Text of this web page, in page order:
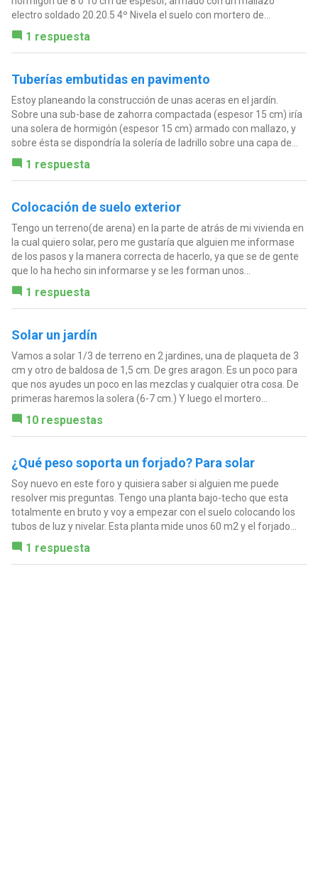
electro soldado 20.20.5 4º Nivela el suelo con mortero de...
1 respuesta
Tuberías embutidas en pavimento
Estoy planeando la construcción de unas aceras en el jardín.
Sobre una sub-base de zahorra compactada (espesor 15 cm) iría
una solera de hormigón (espesor 15 cm) armado con mallazo, y
sobre ésta se dispondría la solería de ladrillo sobre una capa de...
1 respuesta
Colocación de suelo exterior
Tengo un terreno(de arena) en la parte de atrás de mi vivienda en
la cual quiero solar, pero me gustaría que alguien me informase
de los pasos y la manera correcta de hacerlo, ya que se de gente
que lo ha hecho sin informarse y se les forman unos...
1 respuesta
Solar un jardín
Vamos a solar 1/3 de terreno en 2 jardines, una de plaqueta de 3
cm y otro de baldosa de 1,5 cm. De gres aragon. Es un poco para
que nos ayudes un poco en las mezclas y cualquier otra cosa. De
primeras haremos la solera (6-7 cm.) Y luego el mortero...
10 respuestas
¿Qué peso soporta un forjado? Para solar
Soy nuevo en este foro y quisiera saber si alguien me puede
resolver mis preguntas. Tengo una planta bajo-techo que esta
totalmente en bruto y voy a empezar con el suelo colocando los
tubos de luz y nivelar. Esta planta mide unos 60 m2 y el forjado...
1 respuesta